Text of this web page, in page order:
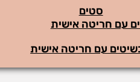
סטים
עם חריטה אישית
עם חריטה אישית